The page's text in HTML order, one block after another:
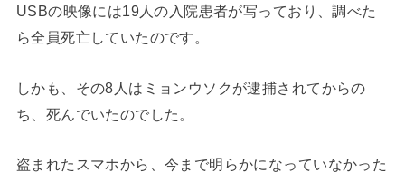
USBの映像には19人の入院患者が写っており、調べた
ら全員死亡していたのです。
しかも、その8人はミョンウソクが逮捕されてからの
ち、死んでいたのでした。
盗まれたスマホから、今まで明らかになっていなかった